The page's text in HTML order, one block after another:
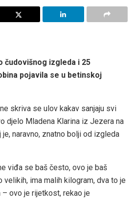
čudovišnog izgleda i 25
pojavila se u betinskoj
skriva se ulov kakav sanjaju svi
djelo Mladena Klarina iz Jezera na
naravno, znatno bolji od izgleda
viđa se baš često, ovo je baš
velikih, ima malih kilogram, dva to je
ovo je rijetkost, rekao je